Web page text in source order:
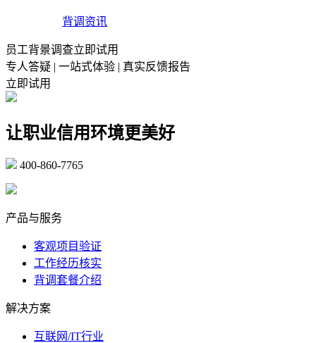
背调资讯
员工背景调查立即试用
专人答疑 | 一站式体验 | 真实反馈报告
立即试用
让职业信用环境更美好
400-860-7765
产品与服务
客观项目验证
工作经历核实
背调套餐介绍
解决方案
互联网/IT行业